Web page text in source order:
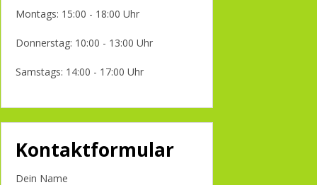
Montags: 15:00 - 18:00 Uhr
Donnerstag: 10:00 - 13:00 Uhr
Samstags: 14:00 - 17:00 Uhr
Kontaktformular
Dein Name